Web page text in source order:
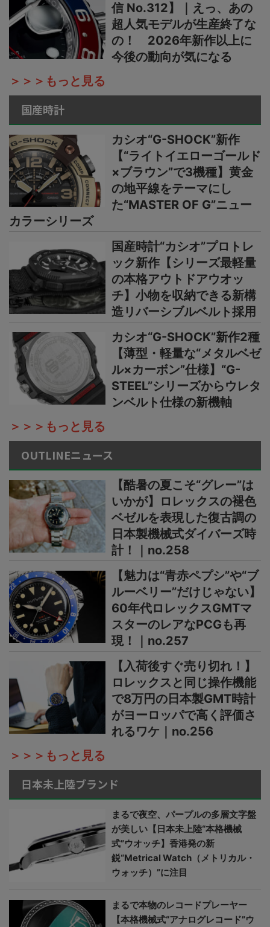
信 No.312】｜えっ、あの
超人気モデルが生産終了な
の！ 2026年新作以上に
今後の動向が気になる
＞＞＞もっと見る
国産時計
カシオ“G-SHOCK”新作
【“ライトイエローゴールド
×ブラウン”で3機種】黄金
の地平線をテーマにし
た“MASTER OF G”ニュー
カラーシリーズ
国産時計“カシオ”プロトレ
ック新作【シリーズ最軽量
の本格アウトドアウオッ
チ】小物を収納できる新構
造リバーシブルベルト採用
カシオ“G-SHOCK”新作2種
【薄型・軽量な“メタルベゼ
ル×カーボン”仕様】“G-
STEEL”シリーズからウレタ
ンベルト仕様の新機軸
＞＞＞もっと見る
OUTLINEニュース
【酷暑の夏こそ“グレー”は
いかが】ロレックスの褪色
ベゼルを表現した復古調の
日本製機械式ダイバーズ時
計！｜no.258
【魅力は“青赤ペプシ”や“ブ
ルーベリー”だけじゃない】
60年代ロレックスGMTマ
スターのレアなPCGも再
現！｜no.257
【入荷後すぐ売り切れ！】
ロレックスと同じ操作機能
で8万円の日本製GMT時計
がヨーロッパで高く評価さ
れるワケ｜no.256
＞＞＞もっと見る
日本未上陸ブランド
まるで夜空、パープルの多層文字盤
が美しい【日本未上陸“本格機械
式”ウオッチ】香港発の新
鋭“Metrical Watch（メトリカル・
ウォッチ）”に注目
まるで本物のレコードプレーヤー
【本格機械式“アナログレコード”ウ